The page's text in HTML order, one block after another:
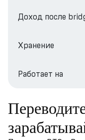
Доход после
Хранение
Работает на